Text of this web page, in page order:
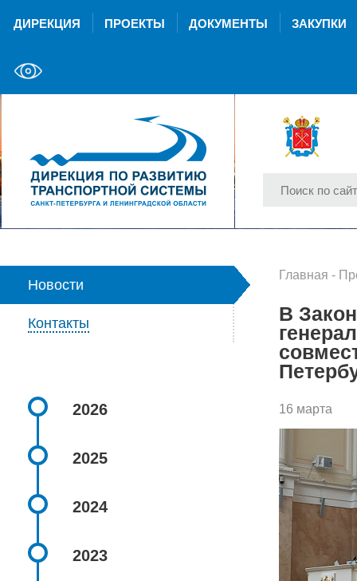
ДИРЕКЦИЯ ПРОЕКТЫ ДОКУМЕНТЫ ЗАКУПКИ
Новости
Контакты
2026
2025
2024
2023
Главная -
В
16 марта